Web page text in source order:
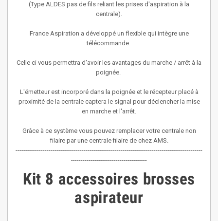
(Type ALDES pas de fils reliant les prises d'aspiration à la
centrale).
France Aspiration a développé un flexible qui intègre une
télécommande.
Celle ci vous permettra d'avoir les avantages du marche / arrêt à la
poignée.
L'émetteur est incorporé dans la poignée et le récepteur placé à
proximité de la centrale captera le signal pour déclencher la mise
en marche et l'arrêt.
Grâce à ce système vous pouvez remplacer votre centrale non
filaire par une centrale filaire de chez AMS.
------------------------------------------------------------------------------------------------
---------------------------------------
Kit 8 accessoires brosses
aspirateur